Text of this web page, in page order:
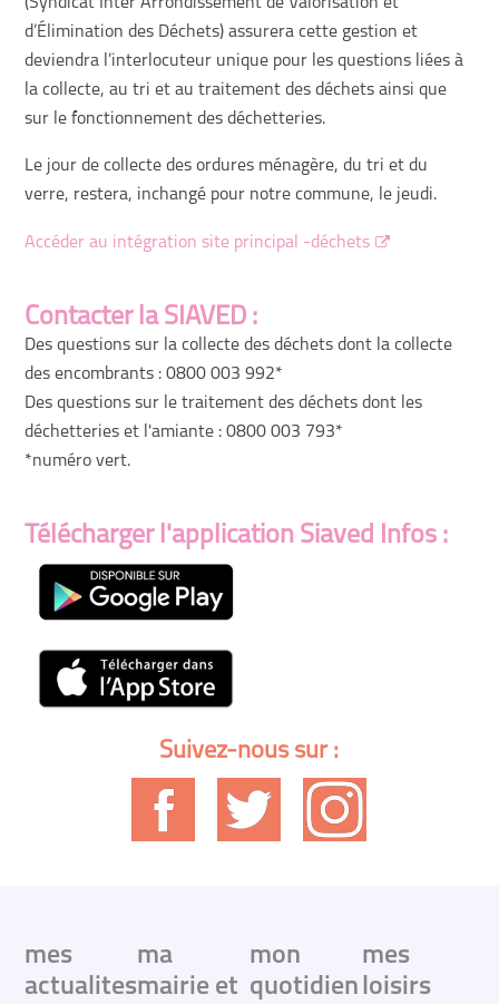
d’Élimination des Déchets) assurera cette gestion et
deviendra l’interlocuteur unique pour les questions liées à
la collecte, au tri et au traitement des déchets ainsi que
sur le fonctionnement des déchetteries.
Le jour de collecte des ordures ménagère, du tri et du
verre, restera, inchangé pour notre commune, le jeudi.
Accéder au intégration site principal -déchets
Contacter la SIAVED :
Des questions sur la collecte des déchets dont la collecte
des encombrants : 0800 003 992*
Des questions sur le traitement des déchets dont les
déchetteries et l'amiante : 0800 003 793*
*numéro vert.
Télécharger l'application Siaved Infos :
Suivez-nous sur :
mes
actualites
ma
mairie et
mon
quotidien
mes
loisirs